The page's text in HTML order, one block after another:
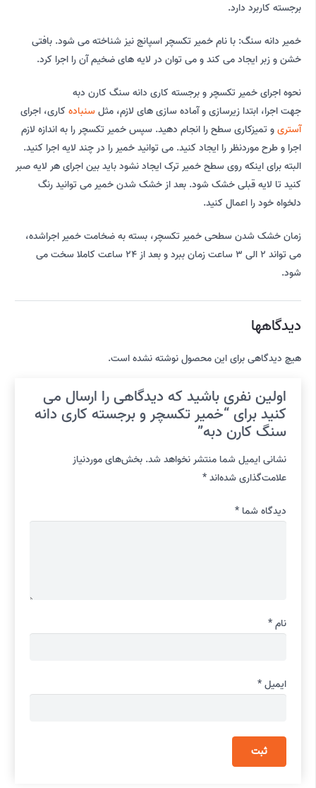
برجسته کاربرد دارد.
خمیر دانه سنگ: با نام خمیر تکسچر اسپانج نیز شناخته می شود. بافتی
خشن و زبر ایجاد می کند و می توان در لایه های ضخیم آن را اجرا کرد.
نحوه اجرای خمیر تکسچر و برجسته کاری دانه سنگ کارن دبه
جهت اجرا، ابتدا زیرسازی و آماده سازی های لازم، مثل سنباده کاری، اجرای
آستریو تمیزکاری سطح را انجام دهید. سپس خمیر تکسچر را به اندازه لازم
اجرا و طرح موردنظر را ایجاد کنید. می توانید خمیر را در چند لایه اجرا کنید.
البته برای اینکه روی سطح خمیر ترک ایجاد نشود باید بین اجرای هر لایه صبر
کنید تا لایه قبلی خشک شود. بعد از خشک شدن خمیر می توانید رنگ
دلخواه خود را اعمال کنید.
زمان خشک شدن سطحی خمیر تکسچر، بسته به ضخامت خمیر اجراشده،
می تواند 2 الی 3 ساعت زمان ببرد و بعد از 24 ساعت کاملا سخت می
شود.
دیدگاهها
هیچ دیدگاهی برای این محصول نوشته نشده است.
اولین نفری باشید که دیدگاهی را ارسال می
کنید برای “خمیر تکسچر و برجسته کاری دانه
سنگ کارن دبه”
نشانی ایمیل شما منتشر نخواهد شد. بخش‌های موردنیاز
علامت‌گذاری شده‌اند*
دیدگاه شما *
نام*
ایمیل*